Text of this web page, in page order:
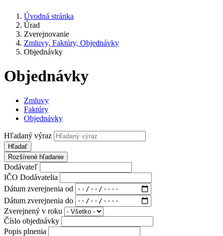
Úvodná stránka
Úrad
Zverejnovanie
Zmluvy, Faktúry, Objednávky
Objednávky
Objednávky
Zmluvy
Faktúry
Objednávky
Hľadaný výraz
Hľadať
Rozšírené hľadanie
Dodávateľ
IČO Dodávatelia
Dátum zverejnenia od
Dátum zverejnenia do
Zverejnený v roku
Číslo objednávky
Popis plnenia